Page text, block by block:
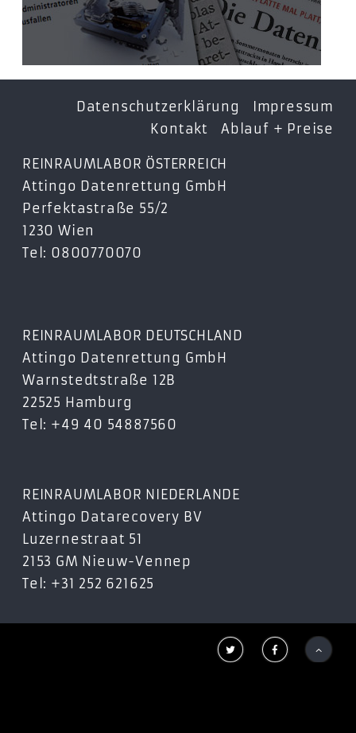
Datenschutzerklärung
Impressum
Kontakt
Ablauf + Preise
REINRAUMLABOR ÖSTERREICH
Attingo Datenrettung GmbH
Perfektastraße 55/2
1230 Wien
Tel: 0800770070
REINRAUMLABOR DEUTSCHLAND
Attingo Datenrettung GmbH
Warnstedtstraße 12B
22525 Hamburg
Tel: +49 40 54887560
REINRAUMLABOR NIEDERLANDE
Attingo Datarecovery BV
Luzernestraat 51
2153 GM Nieuw-Vennep
Tel: +31 252 621625
  